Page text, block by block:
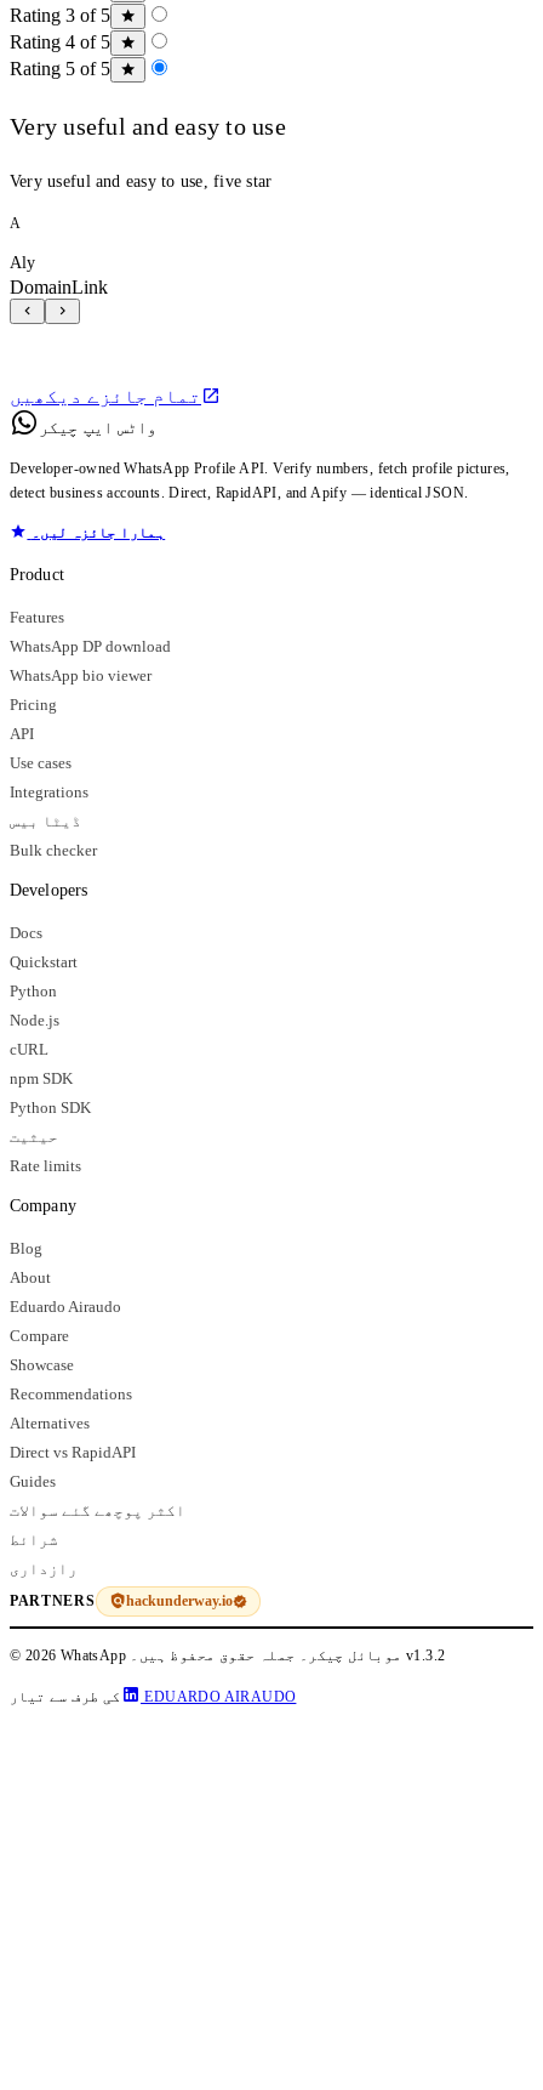
Rating 3 of 5
Rating 4 of 5
Rating 5 of 5
Very useful and easy to use
Very useful and easy to use, five star
A
Aly
DomainLink
تمام جائزے دیکھیں
واٹس ایپ چیکر
Developer-owned WhatsApp Profile API. Verify numbers, fetch profile pictures,
detect business accounts. Direct, RapidAPI, and Apify — identical JSON.
ہمارا جائزہ لیں۔
Product
Features
WhatsApp DP download
WhatsApp bio viewer
Pricing
API
Use cases
Integrations
ڈیٹا بیس
Bulk checker
Developers
Docs
Quickstart
Python
Node.js
cURL
npm SDK
Python SDK
حیثیت
Rate limits
Company
Blog
About
Eduardo Airaudo
Compare
Showcase
Recommendations
Alternatives
Direct vs RapidAPI
Guides
اکثر پوچھے گئے سوالات
شرائط
رازداری
PARTNERS hackunderway.io
© 2026 WhatsApp موبائل چیکر۔ جملہ حقوق محفوظ ہیں۔v1.3.2
کی طرف سے تیار EDUARDO AIRAUDO